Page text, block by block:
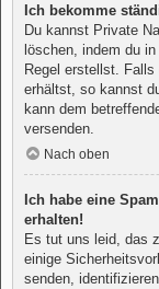
Ich bekomme
Du kannst Private
löschen, indem du
Regel erstellst. Falls
erhältst, so kannst
kann dem
versenden.
Nach oben
Ich habe eine
erhalten!
Es tut uns leid, das
einige
senden,